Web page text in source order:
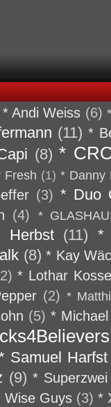
* Andi Weiss (6)
(11) *
(8) *
Fresh (1) * Danny
(3) * Duo
(4) *
Herbst (11) *
(8) * Kay
* Lothar Kosse
(2) *
(5) *
Samuel Harfst
(9) * Superzwei
Wise Guys (3) *